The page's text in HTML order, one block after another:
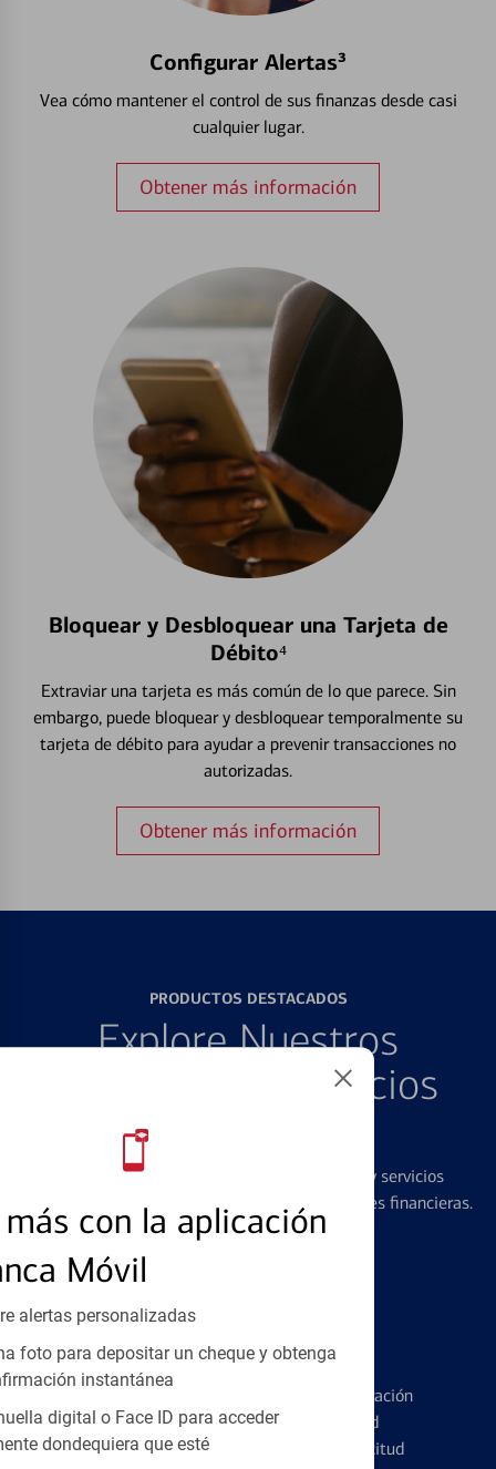
con la aplicación
Móvil
alertas personalizadas
foto para depositar un cheque y obtenga
instantánea
digital o Face ID para acceder
dondequiera que esté
Configurar Alertas³
Vea cómo mantener el control de sus finanzas desde casi
cualquier lugar.
Obtener más información
Bloquear y Desbloquear una Tarjeta de
Débito⁴
Extraviar una tarjeta es más común de lo que parece. Sin
embargo, puede bloquear y desbloquear temporalmente su
tarjeta de débito para ayudar a prevenir transacciones no
autorizadas.
Obtener más información
PRODUCTOS DESTACADOS
Explore Nuestros
Productos y Servicios
Destacados
Ofrecemos una amplia gama de productos y servicios
diseñados para ayudar con todas sus necesidades financieras.
Tarjetas de Crédito
Conozca los pormenores de la administración
de tarjetas de crédito y la identidad
financiera antes de presentar una solicitud